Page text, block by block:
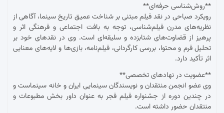
**روش‌شناسی حرفه‌ای**
رویکرد صباحی در نقد فیلم مبتنی بر شناخت عمیق تاریخ سینما، آگاهی از
نظریه‌های مدرن فیلم‌شناسی، توجه به بافت اجتماعی و فرهنگی اثر و
پرهیز از قضاوت‌های شتابزده و سلیقه‌ای است. وی در نقدهای خود بر
تحلیل فرم و محتوا، بررسی کارگردانی، فیلم‌نامه، بازی‌ها و لایه‌های معنایی
اثر تأکید دارد.
**عضویت در نهادهای تخصصی**
وی عضو انجمن منتقدان و نویسندگان سینمایی ایران و خانه سینماست و
در چندین دوره از جشنواره فیلم فجر به عنوان داور بخش مطبوعات و
منتقدان حضور داشته است.